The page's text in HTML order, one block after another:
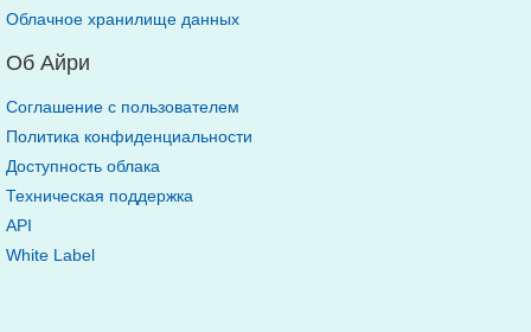
Облачное хранилище данных
Об Айри
Соглашение с пользователем
Политика конфиденциальности
Доступность облака
Техническая поддержка
API
White Label